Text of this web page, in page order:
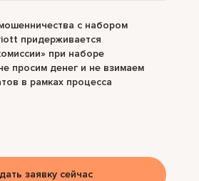
с набором
придерживается
при наборе
просим денег и не взимаем
в рамках процесса
заявку сейчас